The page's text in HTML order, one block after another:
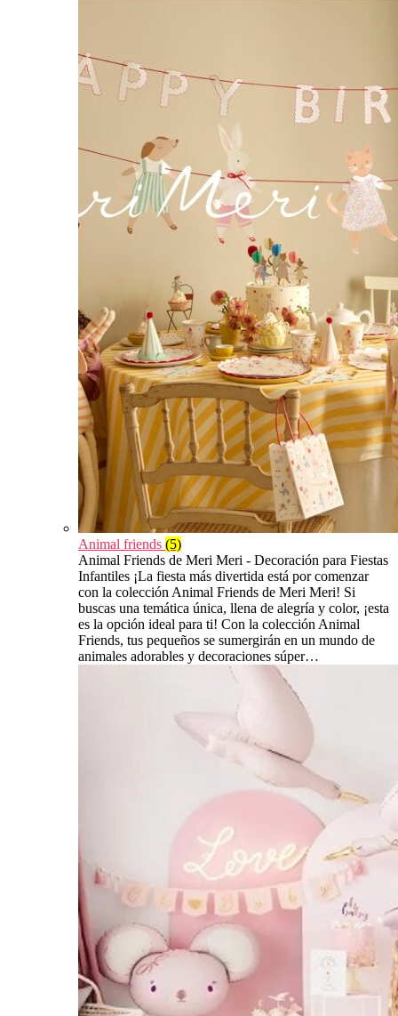
Animal friends (5)
Animal Friends de Meri Meri - Decoración para Fiestas
Infantiles ¡La fiesta más divertida está por comenzar
con la colección Animal Friends de Meri Meri! Si
buscas una temática única, llena de alegría y color, ¡esta
es la opción ideal para ti! Con la colección Animal
Friends, tus pequeños se sumergirán en un mundo de
animales adorables y decoraciones súper…